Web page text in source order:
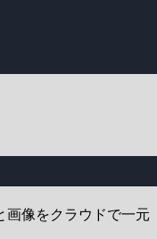
画像をクラウドで一元